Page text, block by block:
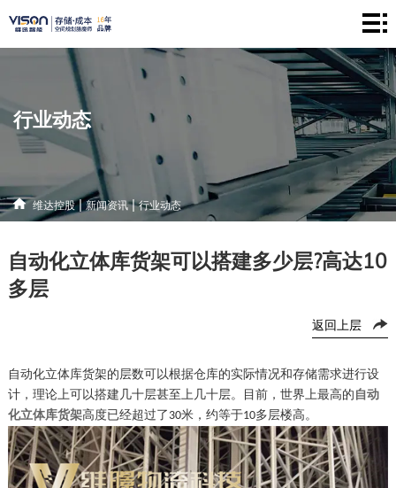
维
心
闻
资
讯
解
决
方
案
联
系
方
行业动态
维达控股|新闻资讯|行业动态
自动化立体库货架可以搭建多少层?高达10
多层
返回上层
自动化立体库货架的层数可以根据仓库的实际情况和存储需求进行设
计，理论上可以搭建几十层甚至上几十层。目前，世界上最高的 自动
化立体库货架高度已经超过了 30米，约等于10多层楼高。